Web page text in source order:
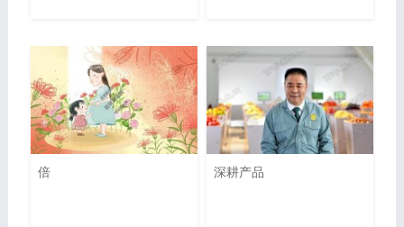
倍 深耕产品